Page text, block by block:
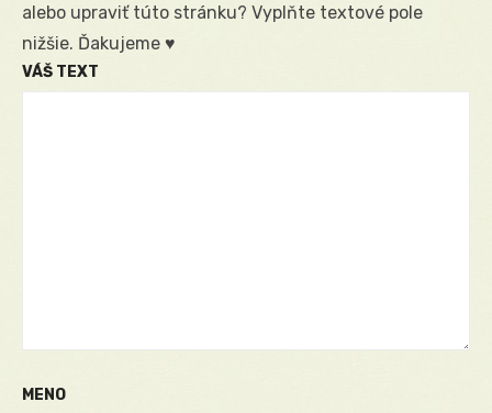
alebo upraviť túto stránku? Vyplňte textové pole
nižšie. Ďakujeme ♥
VÁŠ TEXT
MENO